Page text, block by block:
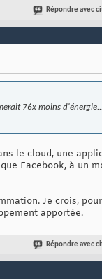
Répondre avec
76x moins
le cloud, une
Facebook, à un
Je crois,
apportée.
Répondre avec